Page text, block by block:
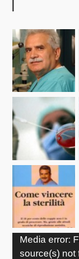
Video
Player
Media error:
source(s) not